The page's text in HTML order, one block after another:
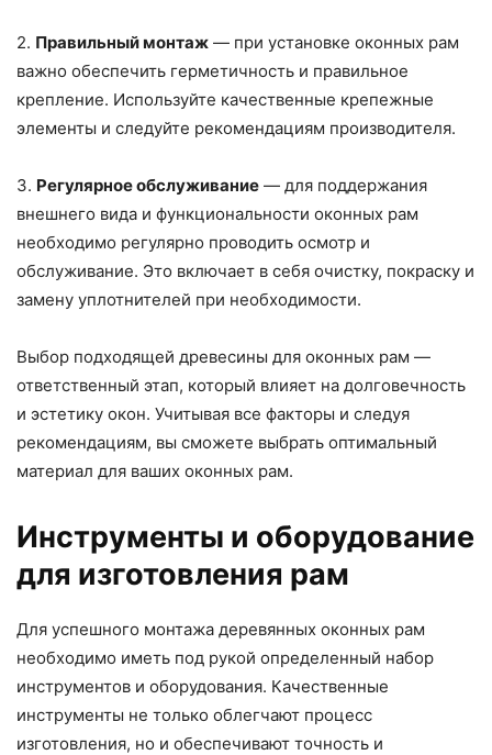
2. Правильный монтаж — при установке оконных рам
важно обеспечить герметичность и правильное
крепление. Используйте качественные крепежные
элементы и следуйте рекомендациям производителя.
3. Регулярное обслуживание — для поддержания
внешнего вида и функциональности оконных рам
необходимо регулярно проводить осмотр и
обслуживание. Это включает в себя очистку, покраску и
замену уплотнителей при необходимости.
Выбор подходящей древесины для оконных рам —
ответственный этап, который влияет на долговечность
и эстетику окон. Учитывая все факторы и следуя
рекомендациям, вы сможете выбрать оптимальный
материал для ваших оконных рам.
Инструменты и оборудование
для изготовления рам
Для успешного монтажа деревянных оконных рам
необходимо иметь под рукой определенный набор
инструментов и оборудования. Качественные
инструменты не только облегчают процесс
изготовления, но и обеспечивают точность и